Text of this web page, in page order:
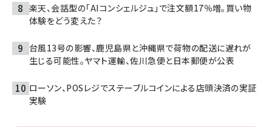
楽天、会話型の「AIコンシェルジュ」で注文額17％増。買い物
体験をどう変えた？
台風13号の影響、鹿児島県と沖縄県で荷物の配送に遅れが
生じる可能性。ヤマト運輸、佐川急便と日本郵便が公表
ローソン、POSレジでステーブルコインによる店頭決済の実証
実験